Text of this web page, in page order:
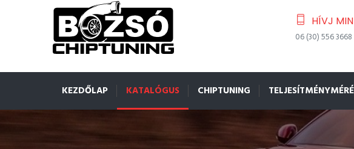
HÍVJ
06 (30) 556 3668
KEZDŐLAP KATALÓGUS CHIPTUNING